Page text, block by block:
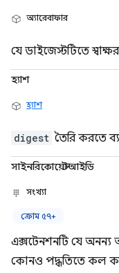
অ্যারেবাফার
যে ডাইজেস্টটিতে
হ্যাশ
হ্যাশ
digest তৈরি করতে
সাইনরিকোয়েস্টআইডি
সংখ্যা
ক্রোম ৫৭+
এক্সটেনশনটি যে অনন্য
কোনও পদ্ধতিতে কল